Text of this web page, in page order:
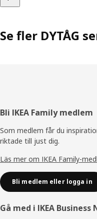
Se fler DYTÅG
Sidfot
Bli IKEA Family medlem
Som medlem får du
riktade till just dig.
Läs mer om IKEA Family-
Bli medlem eller logga in
Gå med i IKEA